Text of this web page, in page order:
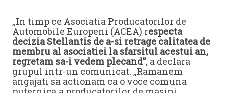
„In timp ce Asociatia Producatorilor de
Automobile Europeni (ACEA) respecta
decizia Stellantis de a-si retrage calitatea de
membru al asociatiei la sfarsitul acestui an,
regretam sa-i vedem plecand”, a declara
grupul intr-un comunicat. „Ramanem
angajati sa actionam ca o voce comuna